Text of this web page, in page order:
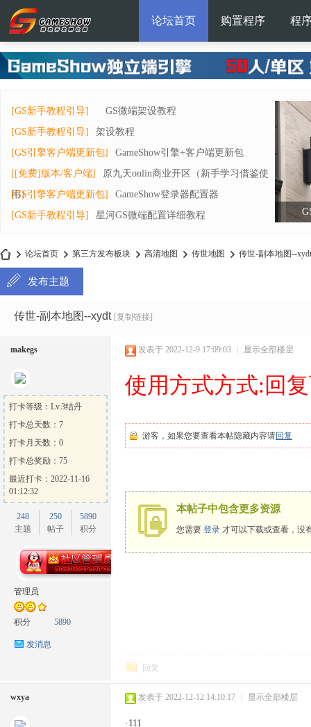
论坛首页 购置程序 程
[GS新手教程引导]
GS微端架设教程
[GS新手教程引导]
架设教程
[GS引擎客户端更新包]
GameShow引擎+客户端更新包
[[免费]版本/客户端]
原九天onlin商业开区（新手学习借鉴使
用）
[GS引擎客户端更新包]
GameShow登录器配置器
[GS新手教程引导]
星河GS微端配置详细教程
me
»
论坛首页
›
第三方发布板块
›
高清地图 传世地图 传世-副本地图--xydt
发布主题
传世-副本地图--xydt [复制链接]
makegs
打卡等级：Lv.3结丹
打卡总天数：7
打卡月天数：0
打卡总奖励：75
最近打卡：2022-11-16
01:12:32
248
主题
250
帖子
5890
积分
管理员
积分 5890
发消息
发表于 2022-12-9 17:09:03 显示全部楼层
使用方式方式:回
游客，如果您要查看本帖隐藏内容请回复
本帖子中包含更多资源
您需要 登录 才可以下载或查看，没
回复
wxya 发表于 2022-12-12 14:10:17 显示全部楼层
·111